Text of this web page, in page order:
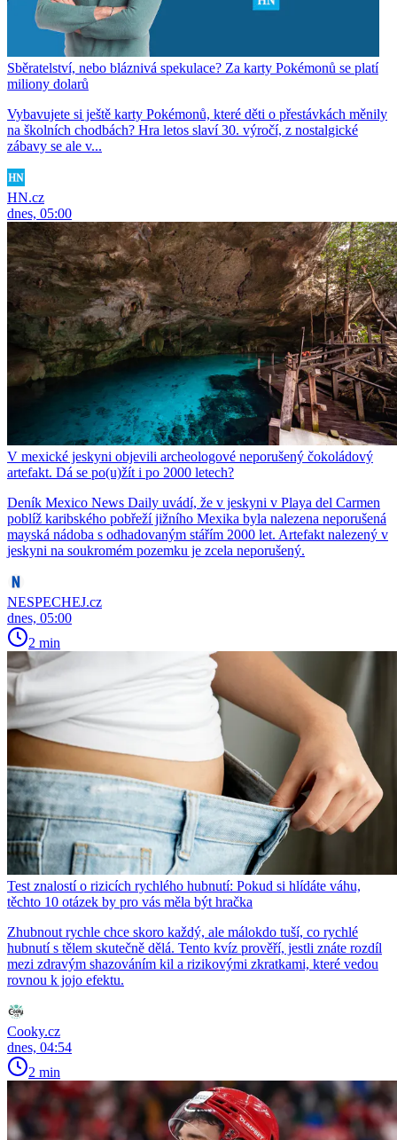
Sběratelství, nebo bláznivá spekulace? Za karty Pokémonů se platí
miliony dolarů
Vybavujete si ještě karty Pokémonů, které děti o přestávkách měnily
na školních chodbách? Hra letos slaví 30. výročí, z nostalgické
zábavy se ale v...
HN.cz
dnes, 05:00
V mexické jeskyni objevili archeologové neporušený čokoládový
artefakt. Dá se po(u)žít i po 2000 letech?
Deník Mexico News Daily uvádí, že v jeskyni v Playa del Carmen
poblíž karibského pobřeží jižního Mexika byla nalezena neporušená
mayská nádoba s odhadovaným stářím 2000 let. Artefakt nalezený v
jeskyni na soukromém pozemku je zcela neporušený.
NESPECHEJ.cz
dnes, 05:00
2 min
Test znalostí o rizicích rychlého hubnutí: Pokud si hlídáte váhu,
těchto 10 otázek by pro vás měla být hračka
Zhubnout rychle chce skoro každý, ale málokdo tuší, co rychlé
hubnutí s tělem skutečně dělá. Tento kvíz prověří, jestli znáte rozdíl
mezi zdravým shazováním kil a rizikovými zkratkami, které vedou
rovnou k jojo efektu.
Cooky.cz
dnes, 04:54
2 min